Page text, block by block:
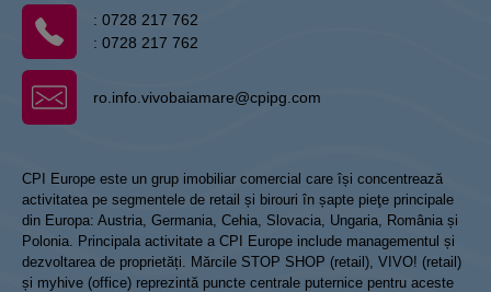
: 0728 217 762
: 0728 217 762
ro.info.vivobaiamare@cpipg.com
CPI Europe este un grup imobiliar comercial care își concentrează
activitatea pe segmentele de retail și birouri în șapte pieţe principale
din Europa: Austria, Germania, Cehia, Slovacia, Ungaria, România și
Polonia. Principala activitate a CPI Europe include managementul și
dezvoltarea de proprietăți. Mărcile STOP SHOP (retail), VIVO! (retail)
și myhive (office) reprezintă puncte centrale puternice pentru aceste